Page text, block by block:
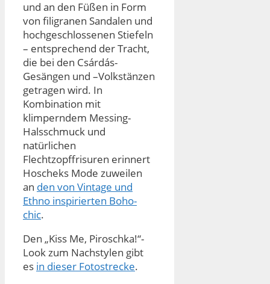
und an den Füßen in Form
von filigranen Sandalen und
hochgeschlossenen Stiefeln
– entsprechend der Tracht,
die bei den Csárdás-
Gesängen und –Volkstänzen
getragen wird. In
Kombination mit
klimperndem Messing-
Halsschmuck und
natürlichen
Flechtzopffrisuren erinnert
Hoscheks Mode zuweilen
an den von Vintage und
Ethno inspirierten Boho-
chic.
Den „Kiss Me, Piroschka!“-
Look zum Nachstylen gibt
es in dieser Fotostrecke.